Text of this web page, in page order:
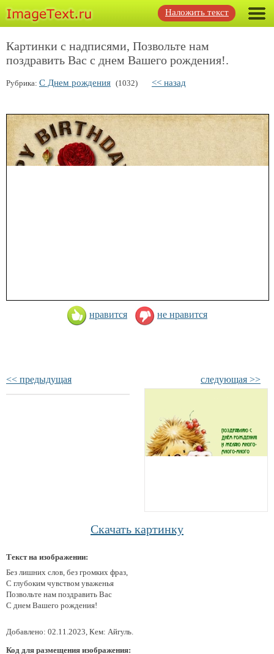
Наложить текст
Картинки с надписями, Позвольте нам
поздравить Вас с днем Вашего рождения!.
Рубрика: С Днем рождения (1032) << назад
нравится не нравится
<< предыдущая следующая >>
Скачать картинку
Текст на изображении:
Без лишних слов, без громких фраз,
С глубоким чувством уваженья
Позвольте нам поздравить Вас
С днем Вашего рождения!
Добавлено: 02.11.2023, Кем: Айгуль.
Код для размещения изображения: